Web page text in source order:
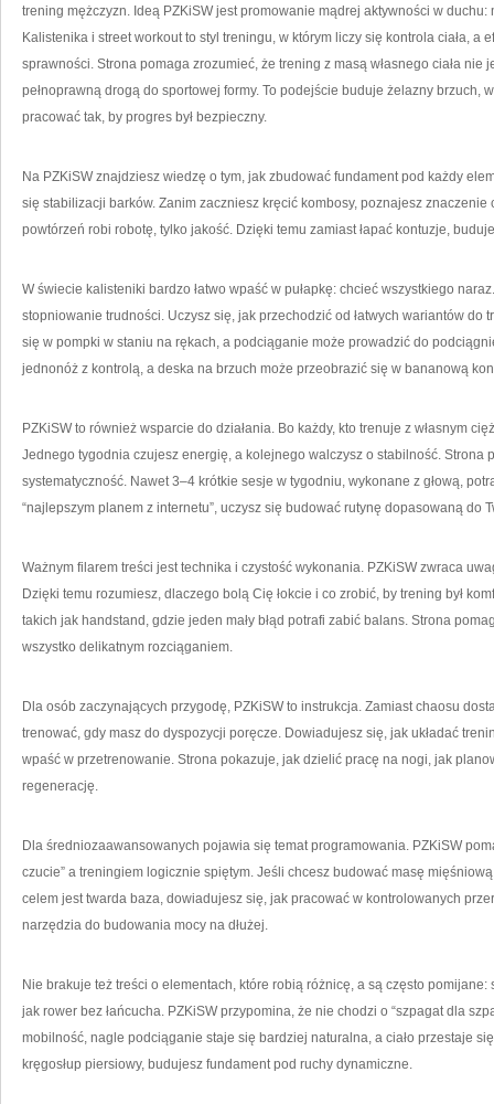
trening mężczyzn. Ideą PZKiSW jest promowanie mądrej aktywności w
Kalistenika i street workout to styl treningu, w którym liczy się kontrola ciała, a
sprawności. Strona pomaga zrozumieć, że trening z masą własnego ciała nie
pełnoprawną drogą do sportowej formy. To podejście buduje żelazny brzuch,
pracować tak, by progres był bezpieczny.
Na PZKiSW znajdziesz wiedzę o tym, jak zbudować fundament pod każdy
się stabilizacji barków. Zanim zaczniesz kręcić kombosy, poznajesz
powtórzeń robi robotę, tylko jakość. Dzięki temu zamiast łapać kontuzje,
W świecie kalisteniki bardzo łatwo wpaść w pułapkę: chcieć wszystkiego
stopniowanie trudności. Uczysz się, jak przechodzić od łatwych wariantów do
się w pompki w staniu na rękach, a podciąganie może prowadzić do
jednonóż z kontrolą, a deska na brzuch może przeobrazić się w bananową
PZKiSW to również wsparcie do działania. Bo każdy, kto trenuje z własnym
Jednego tygodnia czujesz energię, a kolejnego walczysz o stabilność. Strona
systematyczność. Nawet 3–4 krótkie sesje w tygodniu, wykonane z głową,
“najlepszym planem z internetu”, uczysz się budować rutynę dopasowaną do
Ważnym filarem treści jest technika i czystość wykonania. PZKiSW zwraca
Dzięki temu rozumiesz, dlaczego bolą Cię łokcie i co zrobić, by trening był
takich jak handstand, gdzie jeden mały błąd potrafi zabić balans. Strona
wszystko delikatnym rozciąganiem.
Dla osób zaczynających przygodę, PZKiSW to instrukcja. Zamiast chaosu
trenować, gdy masz do dyspozycji poręcze. Dowiadujesz się, jak układać
wpaść w przetrenowanie. Strona pokazuje, jak dzielić pracę na nogi, jak
regenerację.
Dla średniozaawansowanych pojawia się temat programowania. PZKiSW
czucie” a treningiem logicznie spiętym. Jeśli chcesz budować masę
celem jest twarda baza, dowiadujesz się, jak pracować w kontrolowanych
narzędzia do budowania mocy na dłużej.
Nie brakuje też treści o elementach, które robią różnicę, a są często
jak rower bez łańcucha. PZKiSW przypomina, że nie chodzi o “szpagat dla
mobilność, nagle podciąganie staje się bardziej naturalna, a ciało przestaje
kręgosłup piersiowy, budujesz fundament pod ruchy dynamiczne.